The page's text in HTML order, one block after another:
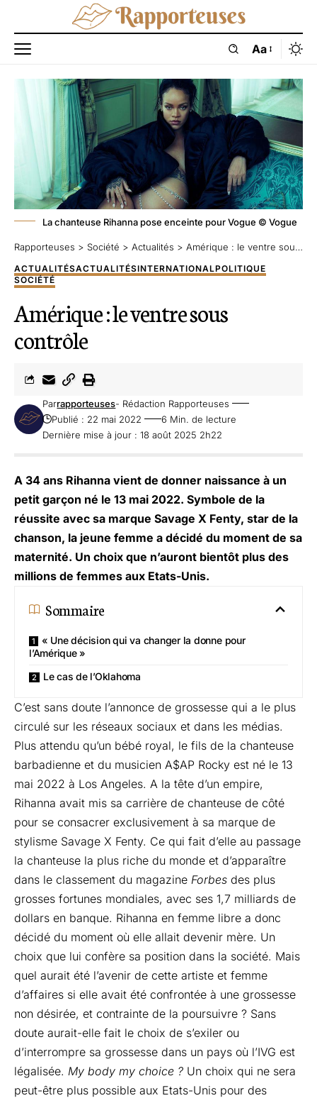
Aa
La chanteuse Rihanna pose enceinte pour Vogue © Vogue
Rapporteuses > Société > Actualités > Amérique : le ventre sous contrôle
ACTUALITÉSACTUALITÉSINTERNATIONALPOLITIQUE
SOCIÉTÉ
Amérique : le ventre sous
contrôle
Dernière mise à jour : 18 août 2025 2h22
Parrapporteuses- Rédaction Rapporteuses
Publié : 22 mai 2022
6 Min. de lecture
A 34 ans Rihanna vient de donner naissance à un
petit garçon né le 13 mai 2022. Symbole de la
réussite avec sa marque Savage X Fenty, star de la
chanson, la jeune femme a décidé du moment de sa
maternité. Un choix que n’auront bientôt plus des
millions de femmes aux Etats-Unis.
Sommaire
« Une décision qui va changer la donne pour
l’Amérique »
Le cas de l’Oklahoma
C’est sans doute l’annonce de grossesse qui a le plus
circulé sur les réseaux sociaux et dans les médias.
Plus attendu qu’un bébé royal, le fils de la chanteuse
barbadienne et du musicien A$AP Rocky est né le 13
mai 2022 à Los Angeles. A la tête d’un empire,
Rihanna avait mis sa carrière de chanteuse de côté
pour se consacrer exclusivement à sa marque de
stylisme Savage X Fenty. Ce qui fait d’elle au passage
la chanteuse la plus riche du monde et d’apparaître
dans le classement du magazine Forbes des plus
grosses fortunes mondiales, avec ses 1,7 milliards de
dollars en banque. Rihanna en femme libre a donc
décidé du moment où elle allait devenir mère. Un
choix que lui confère sa position dans la société. Mais
quel aurait été l’avenir de cette artiste et femme
d’affaires si elle avait été confrontée à une grossesse
non désirée, et contrainte de la poursuivre ? Sans
doute aurait-elle fait le choix de s’exiler ou
d’interrompre sa grossesse dans un pays où l’IVG est
légalisée. My body my choice ? Un choix qui ne sera
peut-être plus possible aux Etats-Unis pour des